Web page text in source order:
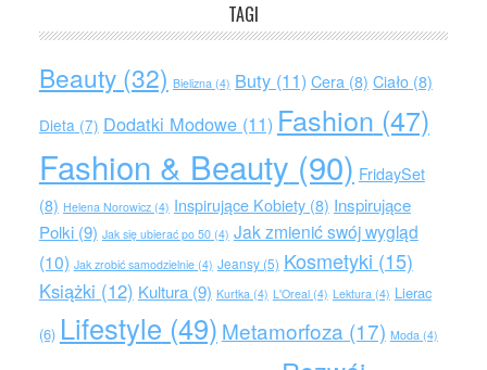
TAGI
Beauty(32) Bielizna(4) Buty(11) Cera(8) Ciało(8)
Dieta(7) Dodatki Modowe(11) Fashion (47)
Fashion & Beauty (90) FridaySet
(8) Helena Norowicz(4) Inspirujące Kobiety(8) Inspirujące
Polki(9) Jak się ubierać po 50(4) Jak zmienić swój wygląd
(10) Jak zrobić samodzielnie(4) Jeansy(5) Kosmetyki (15)
Książki (12) Kultura(9) Kurtka(4) L'Oreal(4) Lektura(4) Lierac
(6) Lifestyle (49) Metamorfoza (17) Moda(4)